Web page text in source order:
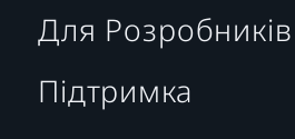
Для Розробників
Підтримка